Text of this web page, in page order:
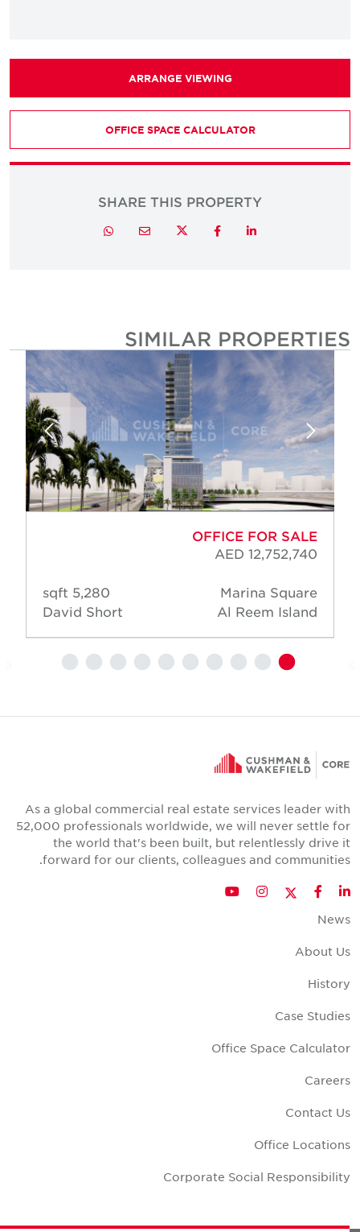
ARRANGE VIEWING
OFFICE SPACE CALCULATOR
SHARE THIS PROPERTY
LinkedIn
Facebook
Twitter
Email
Whatsapp
SIMILAR PROPERTIES
OFFICE FOR SALE
AED 12,752,740
Marina Square
Al Reem Island
5,280 sqft
David Short
As a global commercial real estate services leader with
52,000 professionals worldwide, we will never settle for
the world that's been built, but relentlessly drive it
forward for our clients, colleagues and communities.
LinkedIn
Facebook
Twitter
Instagram
YouTube
News
About Us
History
Case Studies
Office Space Calculator
Careers
Contact Us
Office Locations
Corporate Social Responsibility